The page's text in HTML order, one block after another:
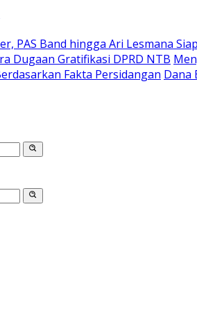
PAS Band hingga Ari Lesmana
Dugaan Gratifikasi DPRD NTB
Fakta Persidangan Dana